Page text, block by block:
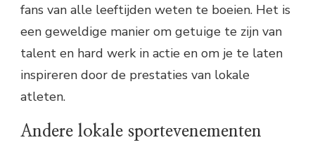
fans van alle leeftijden weten te boeien. Het is
een geweldige manier om getuige te zijn van
talent en hard werk in actie en om je te laten
inspireren door de prestaties van lokale
atleten.
Andere lokale sportevenementen